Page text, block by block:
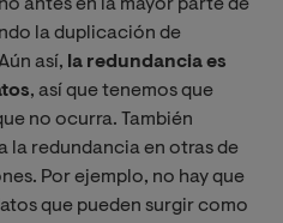
antes en la mayor parte de
la duplicación de
así, la redundancia es
, así que tenemos que
no ocurra. También
la redundancia en otras de
Por ejemplo, no hay que
que pueden surgir como